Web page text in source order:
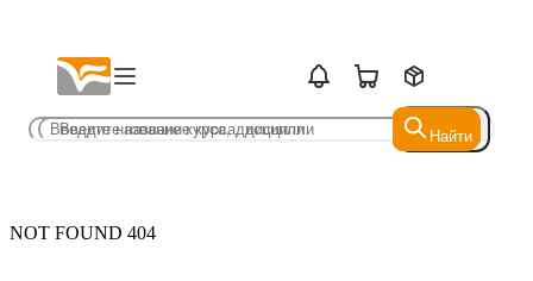
Найти
Найти
NOT FOUND 404